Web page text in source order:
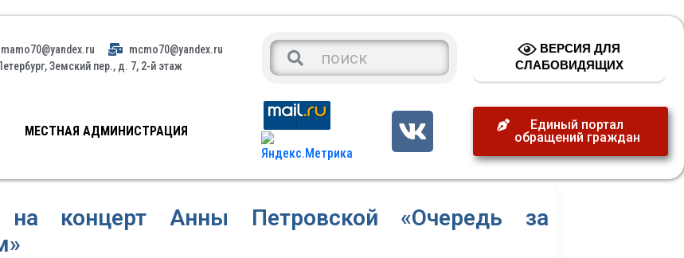
mamo70@yandex.ru
mcmo70@yandex.ru
Земский пер., д. 7, 2-й этаж
ВЕРСИЯ ДЛЯ
СЛАБОВИДЯЩИХ
МЕСТНАЯ АДМИНИСТРАЦИЯ
Единый портал
обращений граждан
на концерт Анны Петровской «Очередь за